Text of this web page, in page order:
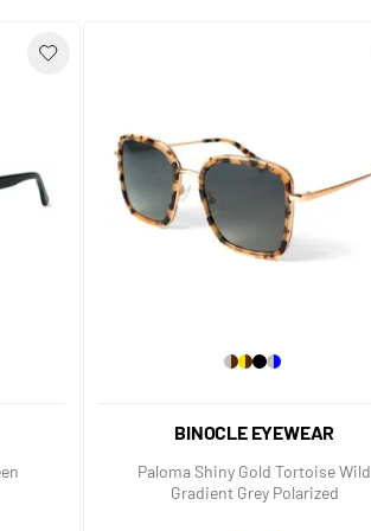
BINOCLE EYEWEAR
Paloma Shiny Gold Tortoise Wild
Gradient Grey Polarized